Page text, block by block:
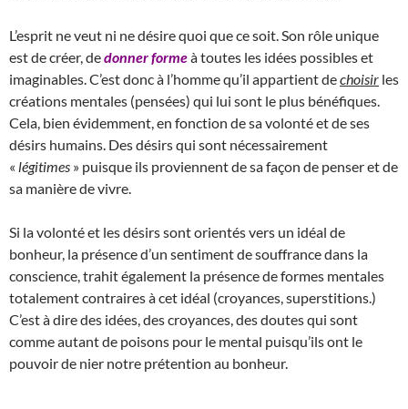
L’esprit ne veut ni ne désire quoi que ce soit. Son rôle unique
est de créer, dedonner formeà toutes les idées possibles et
imaginables. C’est donc à l’homme qu’il appartient dechoisir les
créations mentales (pensées) qui lui sont le plus bénéfiques.
Cela, bien évidemment, en fonction de sa volonté et de ses
désirs humains. Des désirs qui sont nécessairement
« légitimes » puisque ils proviennent de sa façon de penser et de
sa manière de vivre.
Si la volonté et les désirs sont orientés vers un idéal de
bonheur, la présence d’un sentiment de souffrance dans la
conscience, trahit également la présence de formes mentales
totalement contraires à cet idéal (croyances, superstitions.)
C’est à dire des idées, des croyances, des doutes qui sont
comme autant de poisons pour le mental puisqu’ils ont le
pouvoir de nier notre prétention au bonheur.